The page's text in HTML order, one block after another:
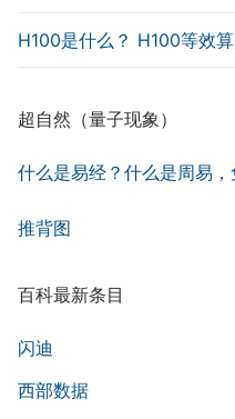
H100是什么？ H100等效
超自然（量子现象）
什么是易经？什么是周易
推背图
百科最新条目
闪迪
西部数据